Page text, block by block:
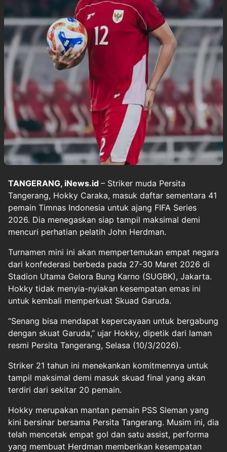
TANGERANG, iNews.id – Striker muda Persita
Tangerang, Hokky Caraka, masuk daftar sementara 41
pemain Timnas Indonesia untuk ajang FIFA Series
2026. Dia menegaskan siap tampil maksimal demi
mencuri perhatian pelatih John Herdman.
Turnamen mini ini akan mempertemukan empat negara
dari konfederasi berbeda pada 27-30 Maret 2026 di
Stadion Utama Gelora Bung Karno (SUGBK), Jakarta.
Hokky tidak menyia-nyiakan kesempatan emas ini
untuk kembali memperkuat Skuad Garuda.
“Senang bisa mendapat kepercayaan untuk bergabung
dengan skuat Garuda,” ujar Hokky, dipetik dari laman
resmi Persita Tangerang, Selasa (10/3/2026).
Striker 21 tahun ini menekankan komitmennya untuk
tampil maksimal demi masuk skuad final yang akan
terdiri dari sekitar 20 pemain.
Hokky merupakan mantan pemain PSS Sleman yang
kini bersinar bersama Persita Tangerang. Musim ini, dia
telah mencetak empat gol dan satu assist, performa
yang membuat Herdman memberikan kesempatan